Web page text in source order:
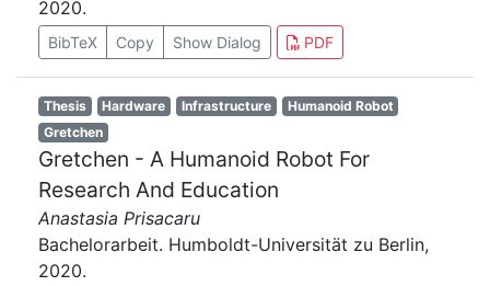
2020.
BibTeX Copy Show Dialog PDF
Thesis Hardware Infrastructure
Humanoid Robot
Gretchen
Gretchen - A Humanoid Robot For
Research And Education
Anastasia Prisacaru
Bachelorarbeit. Humboldt-Universität zu Berlin,
2020.